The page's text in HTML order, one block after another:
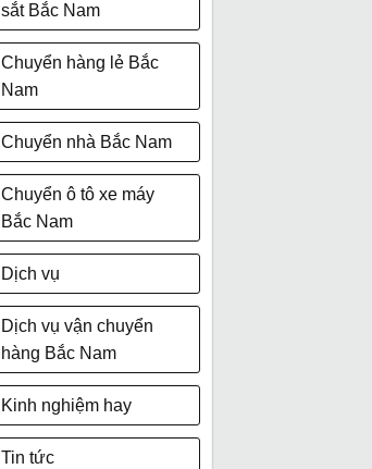
sắt Bắc Nam
Chuyển hàng lẻ Bắc
Nam
Chuyển nhà Bắc Nam
Chuyển ô tô xe máy
Bắc Nam
Dịch vụ
Dịch vụ vận chuyển
hàng Bắc Nam
Kinh nghiệm hay
Tin tức